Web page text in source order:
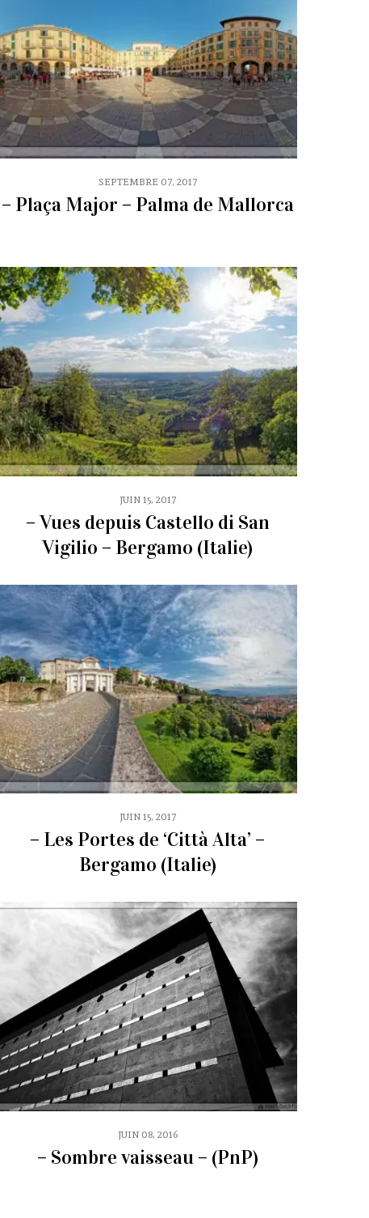
SEPTEMBRE 07, 2017
– Plaça Major – Palma de Mallorca
JUIN 15, 2017
– Vues depuis Castello di San
Vigilio – Bergamo (Italie)
JUIN 15, 2017
– Les Portes de ‘Città Alta’ –
Bergamo (Italie)
JUIN 08, 2016
– Sombre vaisseau – (PnP)